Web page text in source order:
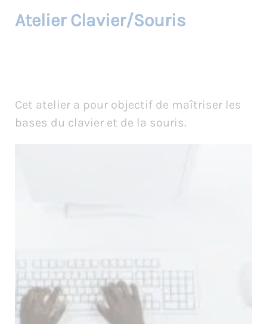
Atelier Clavier/Souris
Cet atelier a pour objectif de maîtriser les
bases du clavier et de la souris.